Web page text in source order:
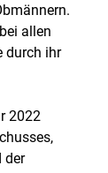
allen
durch ihr
2022
der